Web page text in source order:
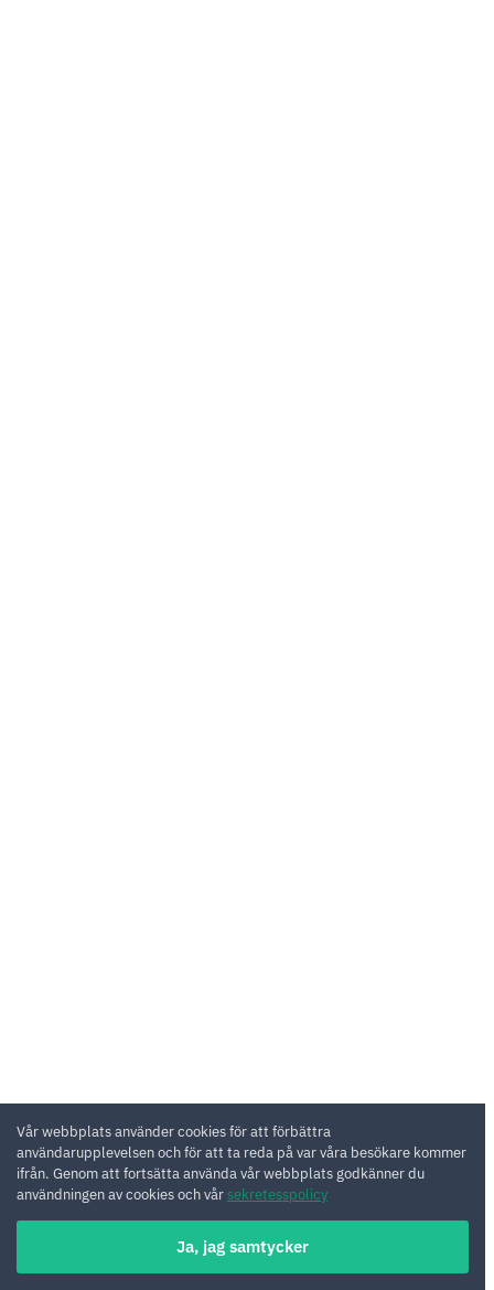
Vår webbplats använder cookies för att förbättra
användarupplevelsen och för att ta reda på var våra besökare kommer
ifrån. Genom att fortsätta använda vår webbplats godkänner du
användningen av cookies och vår sekretesspolicy
Ja, jag samtycker